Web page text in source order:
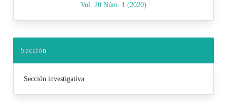
Vol. 20 Núm. 1 (2020)
Sección
Sección investigativa